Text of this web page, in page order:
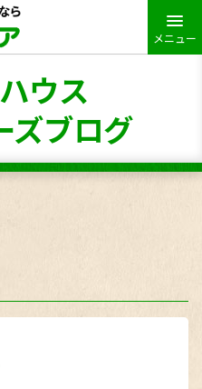
メニュー
ウス
ズブログ